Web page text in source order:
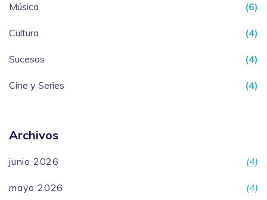
Música (6)
Cultura (4)
Sucesos (4)
Cine y Series (4)
Archivos
junio 2026 (4)
mayo 2026 (4)